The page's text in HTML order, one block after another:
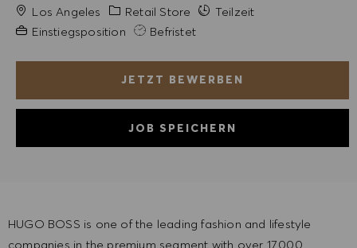
StadtLos Angeles Kategorie
Retail Store
Teilzeit
Erfahrung erforderlich
Einstiegsposition Befristet
JETZT BEWERBEN
JOB SPEICHERN
HUGO BOSS is one of the leading fashion and lifestyle
companies in the premium segment with over 17,000